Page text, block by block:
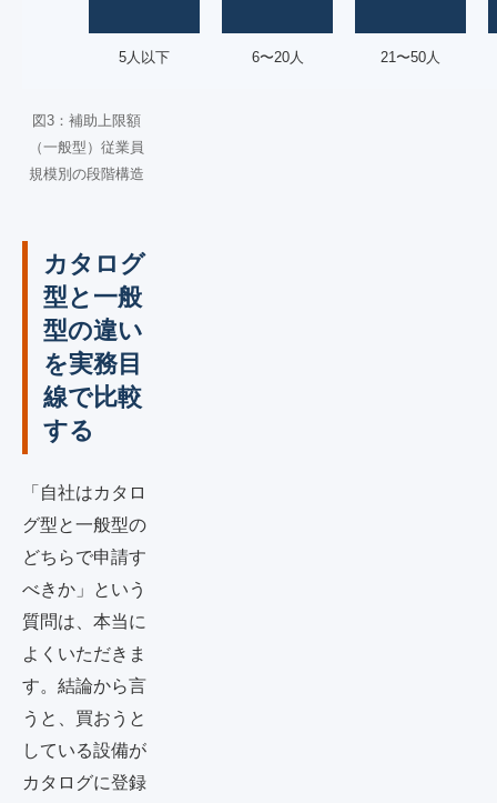
図3：補助上限額
（一般型）従業員
規模別の段階構造
カタログ
型と一般
型の違い
を実務目
線で比較
する
「自社はカタロ
グ型と一般型の
どちらで申請す
べきか」という
質問は、本当に
よくいただきま
す。結論から言
うと、買おうと
している設備が
カタログに登録